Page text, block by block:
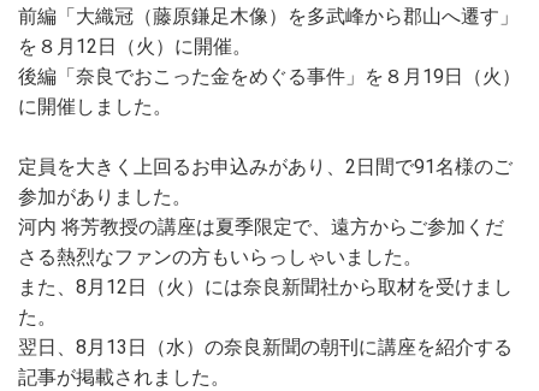
前編「大織冠（藤原鎌足木像）を多武峰から郡山へ遷す」
を８月12日（火）に開催。
後編「奈良でおこった金をめぐる事件」を８月19日（火）
に開催しました。
定員を大きく上回るお申込みがあり、2日間で91名様のご
参加がありました。
河内 将芳教授の講座は夏季限定で、遠方からご参加くだ
さる熱烈なファンの方もいらっしゃいました。
また、8月12日（火）には奈良新聞社から取材を受けまし
た。
翌日、8月13日（水）の奈良新聞の朝刊に講座を紹介する
記事が掲載されました。